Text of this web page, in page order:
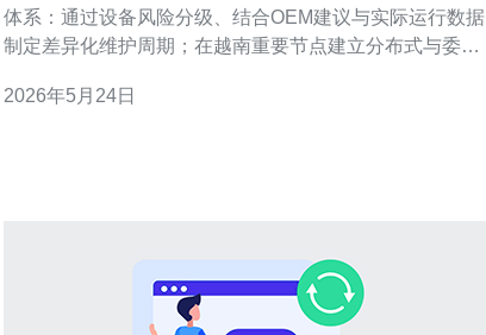
体系：通过设备风险分级、结合OEM建议与实际运行数据
制定差异化维护周期；在越南重要节点建立分布式与委外
同降低停机风险与库存成本；并通过KPI持续改善运维效率
2026年5月24日